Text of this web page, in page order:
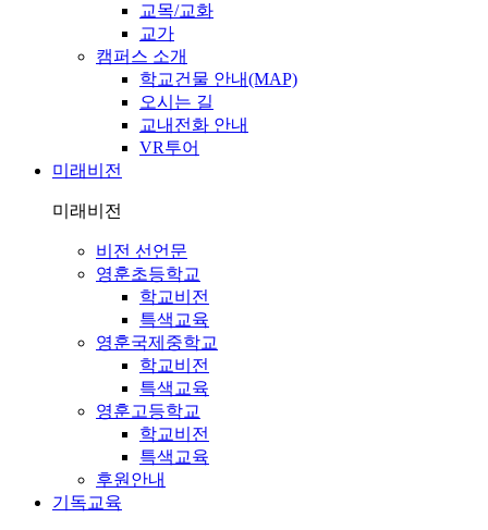
교목/교화
교가
캠퍼스 소개
학교건물 안내(MAP)
오시는 길
교내전화 안내
VR투어
미래비전
미래비전
비전 선언문
영훈초등학교
학교비전
특색교육
영훈국제중학교
학교비전
특색교육
영훈고등학교
학교비전
특색교육
후원안내
기독교육